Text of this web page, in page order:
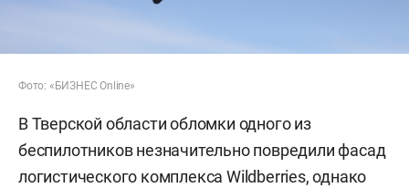
Фото: «БИЗНЕС Online»
В Тверской области обломки одного из
беспилотников незначительно повредили фасад
логистического комплекса Wildberries, однако